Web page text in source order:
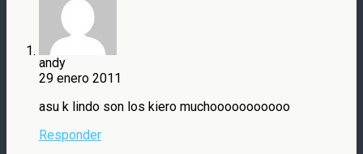
andy
29 enero 2011
asu k lindo son los kiero muchooooooooooo
Responder